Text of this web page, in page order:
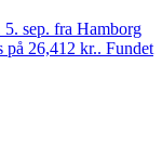
sep. fra Hamborg
på 26,412 kr.. Fundet